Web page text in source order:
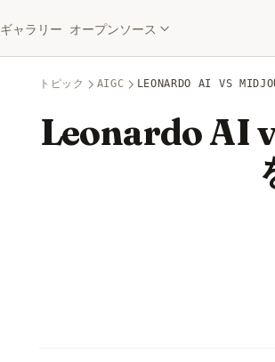
ギャラリー オープンソース
トピック AIGC LEONARDO AI VS
Leonardo AI